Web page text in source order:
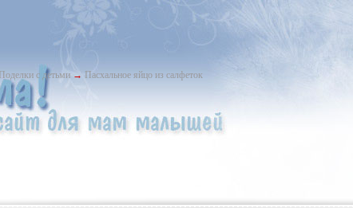
Поделки с детьми → Пасхальное яйцо из салфеток